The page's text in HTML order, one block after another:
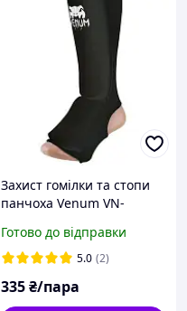
Захист гомілки та стопи
панчоха Venum VN-
Готово до відправки
5.0 (2)
335₴/пара